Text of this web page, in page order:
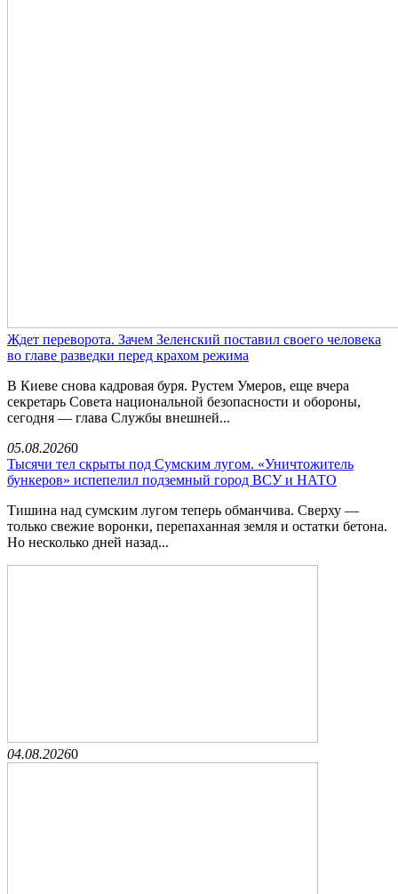
Ждет переворота. Зачем Зеленский поставил своего человека
во главе разведки перед крахом режима
В Киеве снова кадровая буря. Рустем Умеров, еще вчера
секретарь Совета национальной безопасности и обороны,
сегодня — глава Службы внешней...
05.08.20260
Тысячи тел скрыты под Сумским лугом. «Уничтожитель
бункеров» испепелил подземный город ВСУ и НАТО
Тишина над сумским лугом теперь обманчива. Сверху —
только свежие воронки, перепаханная земля и остатки бетона.
Но несколько дней назад...
04.08.20260